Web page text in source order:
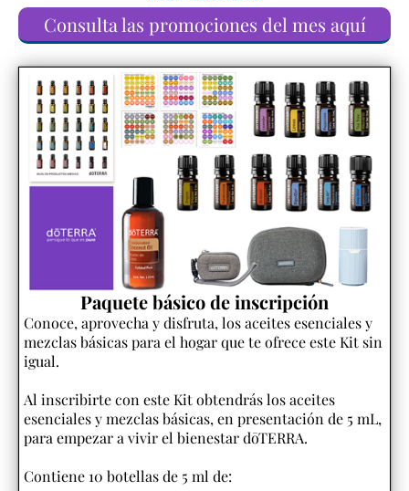
Consulta las promociones del mes aquí
Paquete básico de inscripción
Conoce, aprovecha y disfruta, los aceites esenciales y
mezclas básicas para el hogar que te ofrece este Kit sin
igual.
Al inscribirte con este Kit obtendrás los aceites
esenciales y mezclas básicas, en presentación de 5 mL,
para empezar a vivir el bienestar dōTERRA.
Contiene 10 botellas de 5 ml de: